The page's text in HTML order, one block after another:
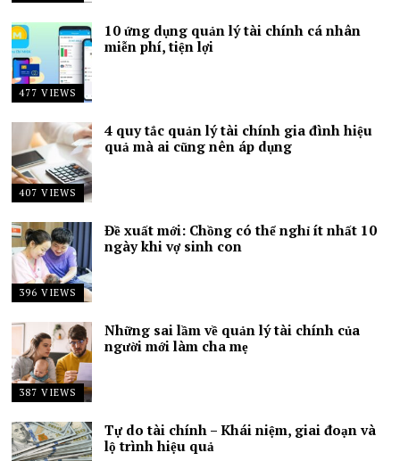
477 VIEWS
10 ứng dụng quản lý tài chính cá nhân
miễn phí, tiện lợi
407 VIEWS
4 quy tắc quản lý tài chính gia đình hiệu
quả mà ai cũng nên áp dụng
396 VIEWS
Đề xuất mới: Chồng có thể nghỉ ít nhất 10
ngày khi vợ sinh con
387 VIEWS
Những sai lầm về quản lý tài chính của
người mới làm cha mẹ
Tự do tài chính – Khái niệm, giai đoạn và
lộ trình hiệu quả